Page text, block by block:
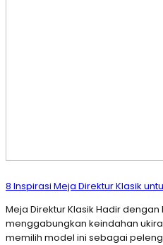
8 Inspirasi Meja Direktur Klasik
Meja Direktur Klasik Hadir
menggabungkan keindahan
memilih model ini sebagai